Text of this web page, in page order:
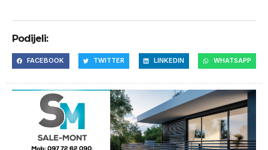
Podijeli:
FACEBOOK TWITTER LINKEDIN WHATSAPP